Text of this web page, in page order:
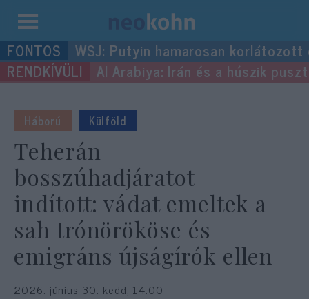
Kilépés
a
tartalomba
WSJ: Putyin hamarosan
Al Arabiya: Irán és a húszik
Háború Külföld
Teherán
bosszúhadjáratot
indított: vádat emeltek a
sah trónörököse és
emigráns újságírók ellen
2026. június 30. kedd, 14:00